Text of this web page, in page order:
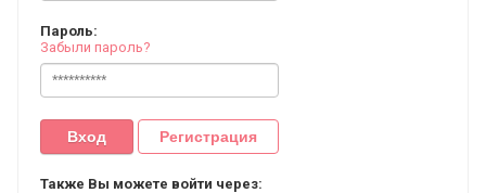
Пароль:
Забыли пароль?
Регистрация
Вход
Также Вы можете войти через: